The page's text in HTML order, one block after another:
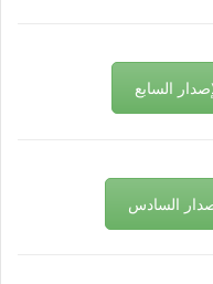
السابع
السادس